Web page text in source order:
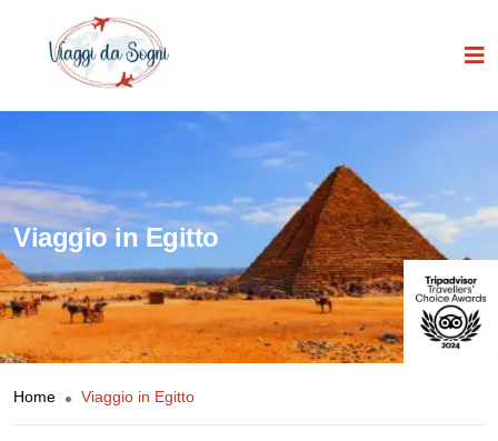
Viaggio in Egitto
Home Viaggio in Egitto